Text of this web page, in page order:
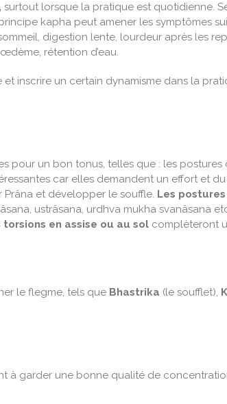
surtout lorsque la pratique est quotidienne.
kapha peut amener les symptômes
digestion lente, lourdeur après les
rétention d’eau.
inscrire un certain dynamisme dans la
pour un bon tonus, telles que : les postures
car elles demandent un effort et
et développer le souffle. Les postures
ustrâsana, urdhva mukha svanâsana
torsions en assise ou au sol complèteront
le flegme, tels que Bhastrika (le soufflet),
à garder une bonne qualité de